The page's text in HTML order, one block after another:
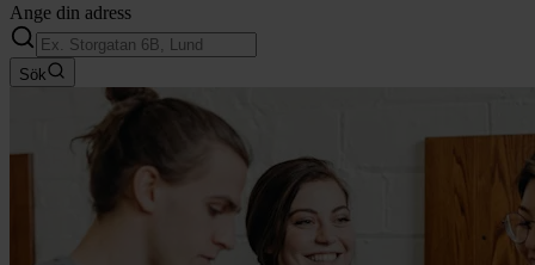
Ange din adress
Sök